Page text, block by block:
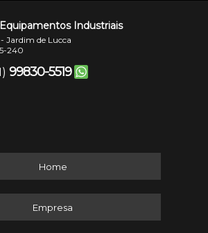
Industriais
- Jardim de Lucca
240
99830-5519
Home
Empresa